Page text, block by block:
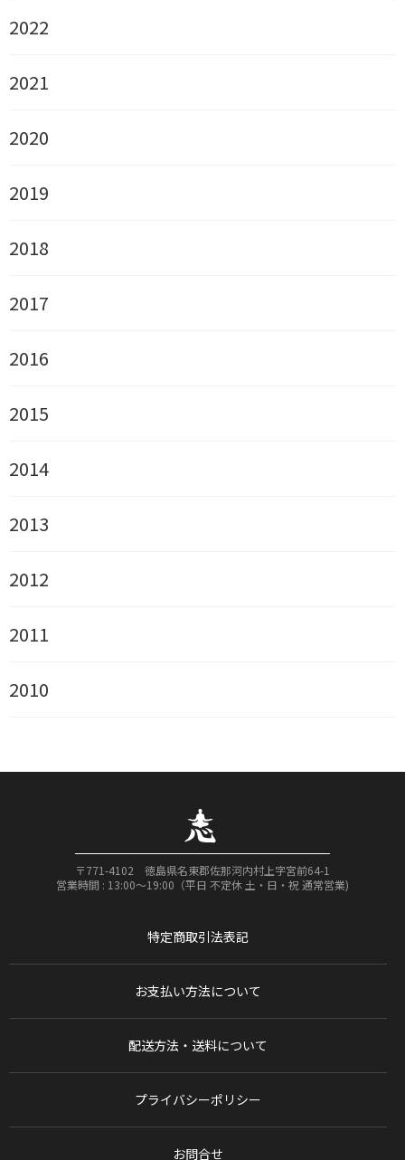
2022
2021
2020
2019
2018
2017
2016
2015
2014
2013
2012
2011
2010
〒771-4102 徳島県名東郡佐那河内村上字宮前64-1
営業時間 : 13:00〜19:00（平日 不定休 土・日・祝 通常営業)
特定商取引法表記
お支払い方法について
配送方法・送料について
プライバシーポリシー
お問合せ